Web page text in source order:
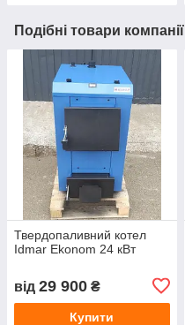
Подібні товари компанії
Твердопаливний котел
Idmar Ekonom 24 кВт
від 29 900 ₴
Купити